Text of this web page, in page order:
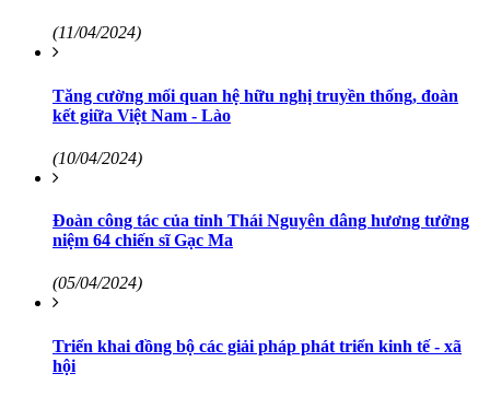
(11/04/2024)
Tăng cường mối quan hệ hữu nghị truyền thống, đoàn
kết giữa Việt Nam - Lào
(10/04/2024)
Đoàn công tác của tỉnh Thái Nguyên dâng hương tưởng
niệm 64 chiến sĩ Gạc Ma
(05/04/2024)
Triển khai đồng bộ các giải pháp phát triển kinh tế - xã
hội